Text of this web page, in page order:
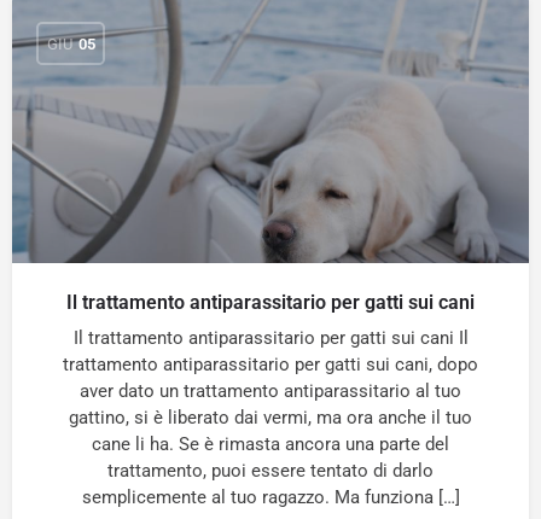
GIU 05
Il trattamento antiparassitario per gatti sui cani
Il trattamento antiparassitario per gatti sui cani Il
trattamento antiparassitario per gatti sui cani, dopo
aver dato un trattamento antiparassitario al tuo
gattino, si è liberato dai vermi, ma ora anche il tuo
cane li ha. Se è rimasta ancora una parte del
trattamento, puoi essere tentato di darlo
semplicemente al tuo ragazzo. Ma funziona […]